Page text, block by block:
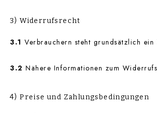
3) Widerrufsrecht
3.1 Verbrauchern steht grundsätzlich
3.2 Nähere Informationen zum
4) Preise und Zahlungsbedingungen